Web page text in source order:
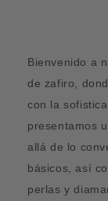
Bienvenido a
de zafiro,
con la
presentamos
allá de lo
básicos, así
perlas y